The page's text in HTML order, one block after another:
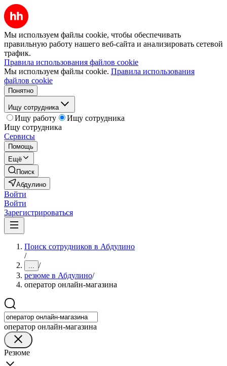
Мы используем файлы cookie, чтобы обеспечивать
правильную работу нашего веб-сайта и анализировать сетевой
трафик.
Правила использования файлов cookie
Мы используем файлы cookie. Правила использования
файлов cookie
Понятно
Ищу сотрудника
Ищу работу
Ищу сотрудника
Ищу сотрудника
Сервисы
Помощь
Ещё
Поиск
Абдулино
Войти
Войти
Зарегистрироваться
Поиск сотрудников в Абдулино
/
... /
резюме в Абдулино/
оператор онлайн-магазина
оператор онлайн-магазина
Резюме